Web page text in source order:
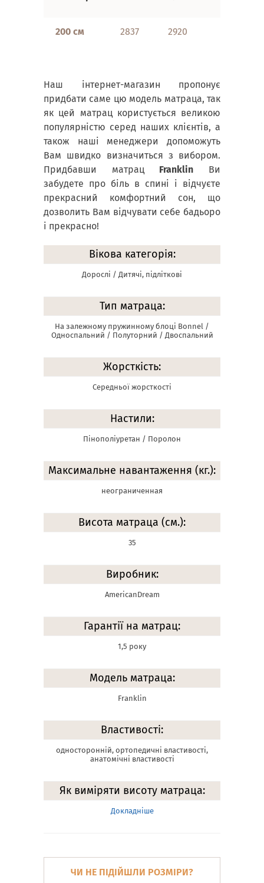
200 см 2837 2920
Наш інтернет-магазин пропонує
придбати саме цю модель матраца, так
як цей матрац користується великою
популярністю серед наших клієнтів, а
також наші менеджери допоможуть
Вам швидко визначиться з вибором.
Придбавши матрац Franklin Ви
забудете про біль в спині і відчуєте
прекрасний комфортний сон, що
дозволить Вам відчувати себе бадьоро
і прекрасно!
Вікова категорія:
Дорослі / Дитячі, підліткові
Тип матраца:
На залежному пружинному блоці Bonnel /
Односпальний / Полуторний / Двоспальний
Жорсткість:
Середньої жорсткості
Настили:
Пінополіуретан / Поролон
Максимальне навантаження (кг.):
неограниченная
Висота матраца (см.):
35
Виробник:
AmericanDream
Гарантії на матрац:
1,5 року
Модель матраца:
Franklin
Властивості:
односторонній, ортопедичні властивості,
анатомічні властивості
Як виміряти висоту матраца:
Докладніше
ЧИ НЕ ПІДІЙШЛИ РОЗМІРИ?